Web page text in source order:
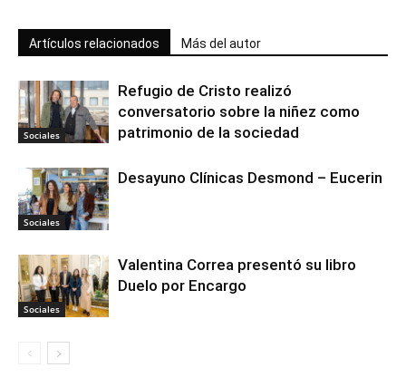
Artículos relacionados Más del autor
Sociales
Refugio de Cristo realizó
conversatorio sobre la niñez como
patrimonio de la sociedad
Sociales
Desayuno Clínicas Desmond – Eucerin
Sociales
Valentina Correa presentó su libro
Duelo por Encargo